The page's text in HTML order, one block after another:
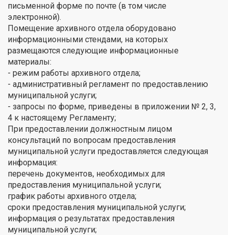
письменной форме по почте (в том числе
электронной).
Помещение архивного отдела оборудовано
информационными стендами, на которых
размещаются следующие информационные
материалы:
- режим работы архивного отдела;
- административный регламент по предоставлению
муниципальной услуги;
- запросы по форме, приведены в приложении № 2, 3,
4 к настоящему Регламенту;
При предоставлении должностным лицом
консультаций по вопросам предоставления
муниципальной услуги предоставляется следующая
информация:
перечень документов, необходимых для
предоставления муниципальной услуги;
график работы архивного отдела;
сроки предоставления муниципальной услуги;
информация о результатах предоставления
муниципальной услуги;